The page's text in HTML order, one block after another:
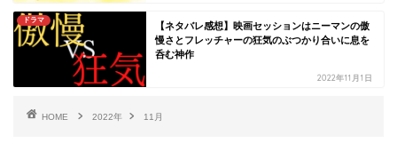
ドラマ
【ネタバレ感想】映画セッションはニーマンの傲
慢さとフレッチャーの狂気のぶつかり合いに息を
呑む神作
2022年11月1日
HOME 2022年 11月